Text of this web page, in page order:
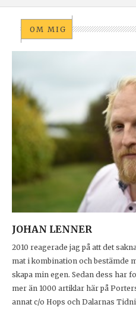
OM MIG
JOHAN LENNER
2010 reagerade jag på att det
mat i kombination och bestämde
skapa min egen. Sedan dess har
mer än 1000 artiklar här på
annat c/o Hops och Dalarnas